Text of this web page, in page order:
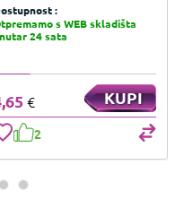
:
s WEB skladišta
24 sata
€ KUPI
2